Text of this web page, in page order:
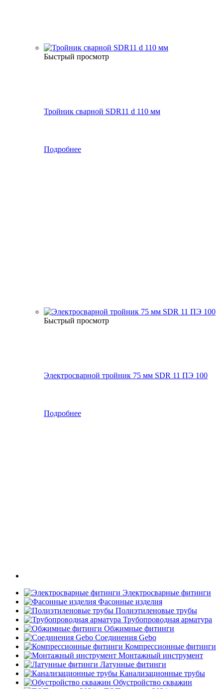
Быстрый просмотр
Тройник сварной SDR11 d 110 мм
Подробнее
Быстрый просмотр
Электросварной тройник 75 мм SDR 11 ПЭ 100
Подробнее
Электросварные фитинги
Фасонные изделия
Полиэтиленовые трубы
Трубопроводная арматура
Обжимные фитинги
Соединения Gebo
Компрессионные фитинги
Монтажный инструмент
Латунные фитинги
Канализационные трубы
Обустройство скважин